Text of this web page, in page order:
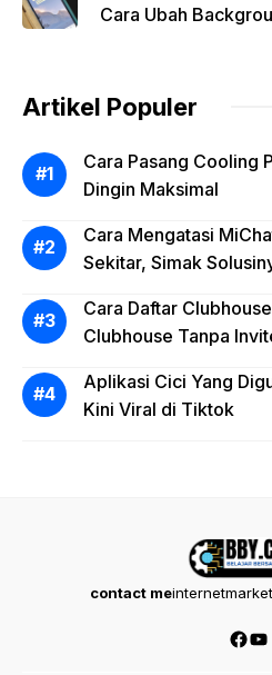
Cara Ubah
Artikel Populer
Cara Pasang Cooling
Dingin Maksimal
Cara Mengatasi
Sekitar, Simak
Cara Daftar
Clubhouse Tanpa
Aplikasi Cici Yang
Kini Viral di Tiktok
contact me